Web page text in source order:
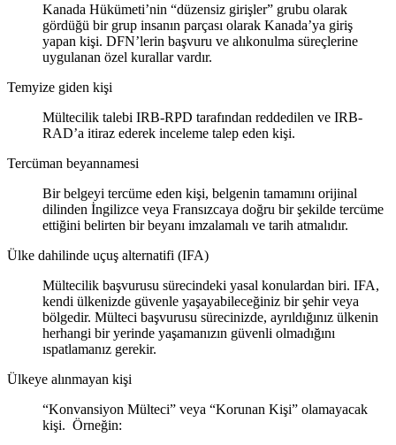
Kanada Hükümeti’nin “düzensiz girişler” grubu olarak
gördüğü bir grup insanın parçası olarak Kanada’ya giriş
yapan kişi. DFN’lerin başvuru ve alıkonulma süreçlerine
uygulanan özel kurallar vardır.
Temyize giden kişi
Mültecilik talebi IRB-RPD tarafından reddedilen ve IRB-
RAD’a itiraz ederek inceleme talep eden kişi.
Tercüman beyannamesi
Bir belgeyi tercüme eden kişi, belgenin tamamını orijinal
dilinden İngilizce veya Fransızcaya doğru bir şekilde tercüme
ettiğini belirten bir beyanı imzalamalı ve tarih atmalıdır.
Ülke dahilinde uçuş alternatifi (IFA)
Mültecilik başvurusu sürecindeki yasal konulardan biri. IFA,
kendi ülkenizde güvenle yaşayabileceğiniz bir şehir veya
bölgedir. Mülteci başvurusu sürecinizde, ayrıldığınız ülkenin
herhangi bir yerinde yaşamanızın güvenli olmadığını
ıspatlamanız gerekir.
Ülkeye alınmayan kişi
“Konvansiyon Mülteci” veya “Korunan Kişi” olamayacak
kişi. Örneğin: